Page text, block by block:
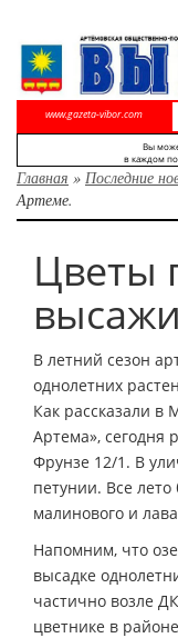
www.gazeta-vibor.com
Вы
в каждом
Главная » Последние
Артеме.
Цветы
В летний сезон
однолетних
Как рассказали в
Артема», сегодня
Фрунзе 12/1. В
петунии. Все лето
малинового и
Напомним, что
высадке
частично возле
цветнике в